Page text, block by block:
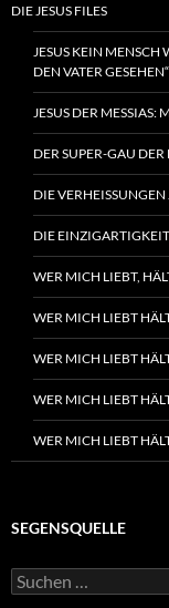
DIE JESUS FILES
JESUS KEIN MENSCH
DEN VATER GESEHEN“
JESUS DER MESSIAS:
DER SUPER-GAU
DIE VERHEISSUNGEN
DIE
WER MICH LIEBT,
WER MICH LIEBT
WER MICH LIEBT
WER MICH LIEBT
WER MICH LIEBT
SEGENSQUELLE
Suchen
nach: